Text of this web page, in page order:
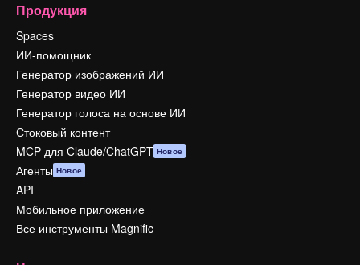
Продукция
Spaces
ИИ-помощник
Генератор изображений ИИ
Генератор видео ИИ
Генератор голоса на основе ИИ
Стоковый контент
MCP для Claude/ChatGPT Новое
Агенты Новое
API
Мобильное приложение
Все инструменты Magnific